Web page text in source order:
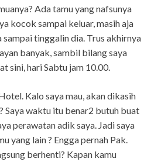
Ada tamu yang nafsunya
kocok sampai keluar, masih aja
sampai tinggalin dia. Trus akhirnya
banyak, sambil bilang saya
sini, hari Sabtu jam 10.00.
Kalo saya mau, akan dikasih
Saya waktu itu benar2 butuh buat
perawatan adik saya. Jadi saya
yang lain ? Engga pernah Pak.
berhenti? Kapan kamu